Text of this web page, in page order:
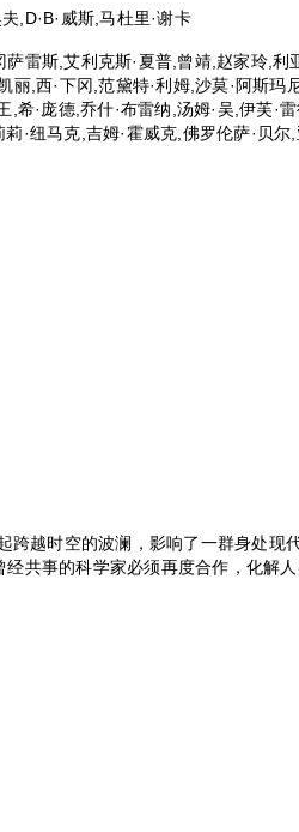
,D·B·威斯,马杜里·谢卡
雷斯,艾利克斯·夏普,曾靖,赵家玲,利
丽,西·下冈,范黛特·利姆,沙莫·阿斯玛
希·庞德,乔什·布雷纳,汤姆·吴,伊芙·雷
·纽马克,吉姆·霍威克,佛罗伦萨·贝尔,
跨越时空的波澜，影响了一群身处现
共事的科学家必须再度合作，化解